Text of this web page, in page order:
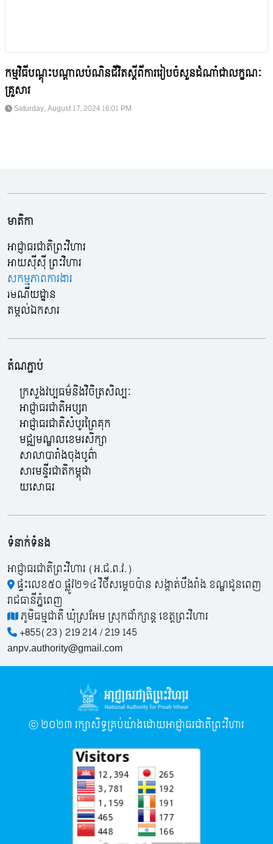
កម្មវិធីបណ្តុះបណ្តាលបំណិនជីវិតស្តីពីការរៀបចំសួនដំណាំជាលក្ខណៈ
គ្រួសារ
Saturday, August 17, 2024 16:01 PM
មាតិកា
អាជ្ញាធរជាតិព្រះវិហារ
អាយស៊ីស៊ី ព្រះវិហារ
សកម្មភាពការងារ
រមណីយដ្ឋាន
តម្កល់ឯកសារ
តំណភ្ជាប់
ក្រសួងវប្បធម៌និងវិចិត្រសិល្បៈ
អាជ្ញាធរជាតិអប្សរា
អាជ្ញាធរជាតិសំបូរព្រៃគុក
មជ្ឈមណ្ឌលខេមរសិក្សា
សាលាបារាំងចុងបូព៌ា
សារមន្ទីរជាតិកម្ពុជា
យសោធរ
ទំនាក់ទំនង
អាជ្ញាធរជាតិព្រះវិហារ (អ.ជ.ព.វ.)
ផ្ទះលេខ៥០​ ផ្លូវ២១៤ វិថីសម្តេចប៉ាន សង្កាត់បឹងរាំង ខណ្ឌដូនពេញ
រាជធានីភ្នំពេញ
ភូមិធម្មជាតិ ឃុំស្រអែម ស្រុកជាំក្សាន្ត ខេត្តព្រះវិហារ
+855(23) 219 214 / 219 145
anpv.authority@gmail.com
ⓒ ២០២៣​ រក្សាសិទ្ធគ្រប់យ៉ាងដោយអាជ្ញាធរជាតិព្រះវិហារ